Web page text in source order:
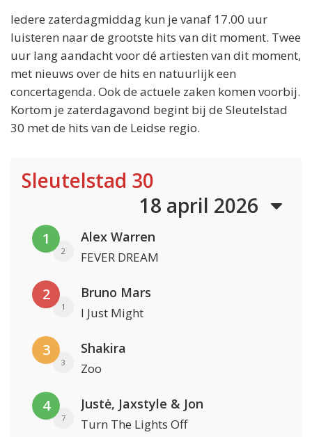
Iedere zaterdagmiddag kun je vanaf 17.00 uur
luisteren naar de grootste hits van dit moment. Twee
uur lang aandacht voor dé artiesten van dit moment,
met nieuws over de hits en natuurlijk een
concertagenda. Ook de actuele zaken komen voorbij.
Kortom je zaterdagavond begint bij de Sleutelstad
30 met de hits van de Leidse regio.
Sleutelstad 30
18 april 2026
1
2
Alex Warren
FEVER DREAM
2
1
Bruno Mars
I Just Might
3
3
Shakira
Zoo
4
7
Justė, Jaxstyle & Jon
Turn The Lights Off